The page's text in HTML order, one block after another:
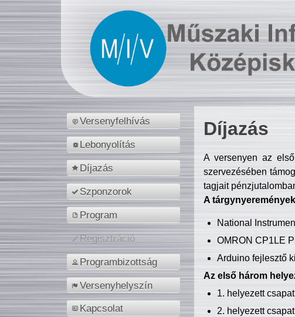
Versenyfelhívás
Lebonyolítás
Díjazás
Szponzorok
Program
Regisztráció
Programbizottság
Versenyhelyszín
Kapcsolat
Díjazás
A versenyen az
szervezésében
tagjait
A
National
OMRON CP1LE
Arduino fejlesztő
Az első három
1. helyezett
2. helyezett